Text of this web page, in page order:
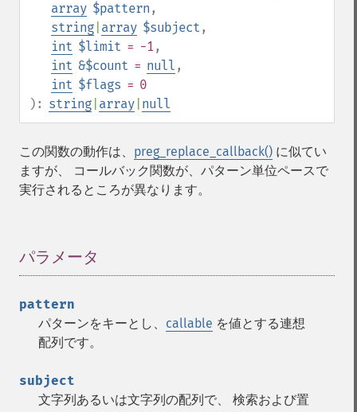
array $pattern ,
string array $subject ,
int $limit = -1,
int &$count = null ,
int $flags = 0
): string array null
この関数の動作は、 preg_replace_callback() に似てい
ますが、 コールバック関数が、パターン単位ペースで
実行されるところが異なります。
パラメータ
pattern
パターンをキーとし、 callable を値とする連想
配列です。
subject
文字列あるいは文字列の配列で、 検索および置